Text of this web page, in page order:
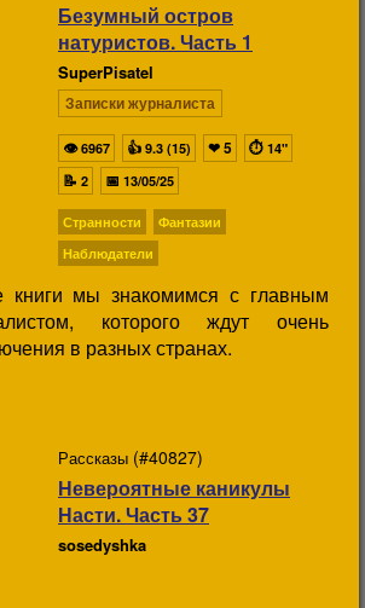
Безумный остров
натуристов. Часть 1
SuperPisatel
Записки журналиста
книги мы знакомимся с главным
которого ждут очень
в разных странах.
👁6967 👍 9.3 (15) ❤5 ⏱ 14"
📝 2 📅 13/05/25
Странности
Фантазии
Наблюдатели
Рассказы (#40827)
Невероятные каникулы
Насти. Часть 37
sosedyshka